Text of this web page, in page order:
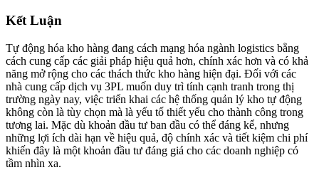
Kết Luận
Tự động hóa kho hàng đang cách mạng hóa ngành logistics bằng
cách cung cấp các giải pháp hiệu quả hơn, chính xác hơn và có khả
năng mở rộng cho các thách thức kho hàng hiện đại. Đối với các
nhà cung cấp dịch vụ 3PL muốn duy trì tính cạnh tranh trong thị
trường ngày nay, việc triển khai các hệ thống quản lý kho tự động
không còn là tùy chọn mà là yếu tố thiết yếu cho thành công trong
tương lai. Mặc dù khoản đầu tư ban đầu có thể đáng kể, nhưng
những lợi ích dài hạn về hiệu quả, độ chính xác và tiết kiệm chi phí
khiến đây là một khoản đầu tư đáng giá cho các doanh nghiệp có
tầm nhìn xa.